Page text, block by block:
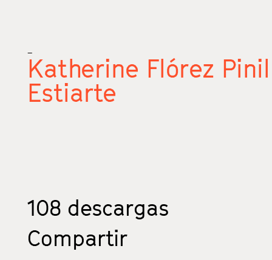
_
Katherine Flórez
Estiarte
108 descargas
Compartir